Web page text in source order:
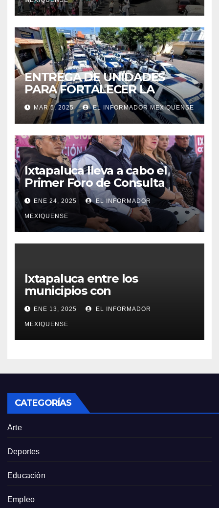
ENTREGA DE UNIDADES
PARA FORTALECER LA
SEGURIDAD EN IXTAPALUCA
MAR 5, 2025 EL INFORMADOR MEXIQUENSE
Ixtapaluca lleva a cabo el
Primer Foro de Consulta
Ciudadana»
ENE 24, 2025 EL INFORMADOR
MEXIQUENSE
Ixtapaluca entre los
municipios con
tarifas bajas en el servicio de
agua potable
ENE 13, 2025 EL INFORMADOR
MEXIQUENSE
CATEGORÍAS
Arte
Deportes
Educación
Empleo